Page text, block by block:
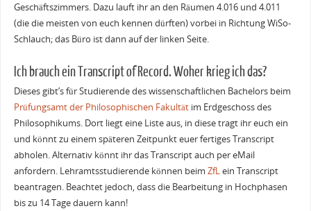
Geschäftszimmers. Dazu lauft ihr an den Räumen 4.016 und 4.011
(die die meisten von euch kennen dürften) vorbei in Richtung WiSo-
Schlauch; das Büro ist dann auf der linken Seite.
Ich brauch ein Transcript of Record. Woher krieg ich das?
Dieses gibt’s für Studierende des wissenschaftlichen Bachelors beim
Prüfungsamt der Philosophischen Fakultätim Erdgeschoss des
Philosophikums. Dort liegt eine Liste aus, in diese tragt ihr euch ein
und könnt zu einem späteren Zeitpunkt euer fertiges Transcript
abholen. Alternativ könnt ihr das Transcript auch per eMail
anfordern. Lehramtsstudierende können beim ZfLein Transcript
beantragen. Beachtet jedoch, dass die Bearbeitung in Hochphasen
bis zu 14 Tage dauern kann!